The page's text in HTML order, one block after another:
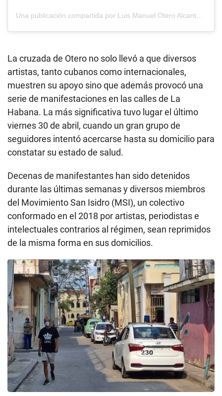
Una publicación compartida por Luis Manuel Otero Alcantara (@luismanuel.oteroalcantara)
La cruzada de Otero no solo llevó a que diversos
artistas, tanto cubanos como internacionales,
muestren su apoyo sino que además provocó una
serie de manifestaciones en las calles de La
Habana. La más significativa tuvo lugar el último
viernes 30 de abril, cuando un gran grupo de
seguidores intentó acercarse hasta su domicilio para
constatar su estado de salud.
Decenas de manifestantes han sido detenidos
durante las últimas semanas y diversos miembros
del Movimiento San Isidro (MSI), un colectivo
conformado en el 2018 por artistas, periodistas e
intelectuales contrarios al régimen, sean reprimidos
de la misma forma en sus domicilios.